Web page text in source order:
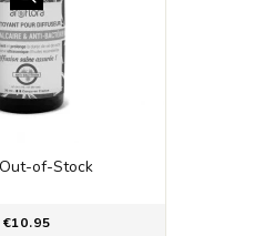
Out-of-Stock
€10.95